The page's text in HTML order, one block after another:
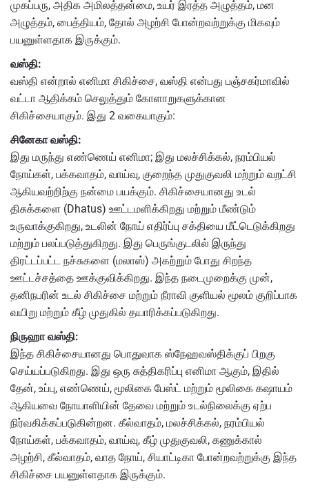
முகப்பரு, அதிக அமிலத்தன்மை, உயர் இரத்த அழுத்தம், மன
அழுத்தம், பைத்தியம், தோல் அழற்சி போன்றவற்றுக்கு மிகவும்
பயனுள்ளதாக இருக்கும்.
வஸ்தி:
வஸ்தி என்றால் எனிமா சிகிச்சை, வஸ்தி என்பது பஞ்சகர்மாவில்
வட்டா ஆதிக்கம் செலுத்தும் கோளாறுகளுக்கான
சிகிச்சையாகும். இது 2 வகையாகும்:
சினேகா வஸ்தி:
இது மருந்து எண்ணெய் எனிமா; இது மலச்சிக்கல், நரம்பியல்
நோய்கள், பக்கவாதம், வாய்வு, குறைந்த முதுகுவலி மற்றும் வறட்சி
ஆகியவற்றிற்கு நன்மை பயக்கும். சிகிச்சையானது உடல்
திசுக்களை (Dhatus) ஊட்டமளிக்கிறது மற்றும் மீண்டும்
உருவாக்குகிறது, உடலின் நோய் எதிர்ப்பு சக்தியை மீட்டெடுக்கிறது
மற்றும் பலப்படுத்துகிறது. இது பெருங்குடலில் இருந்து
திரட்டப்பட்ட நச்சுகளை (மலாஸ்) அகற்றும் போது சிறந்த
ஊட்டச்சத்தை ஊக்குவிக்கிறது. இந்த நடைமுறைக்கு முன்,
தனிநபரின் உடல் சிகிச்சை மற்றும் நீராவி குளியல் மூலம் குறிப்பாக
வயிறு மற்றும் கீழ் முதுகில் தயாரிக்கப்படுகிறது.
நிருஹா வஸ்தி:
இந்த சிகிச்சையானது பொதுவாக ஸ்நேஹவஸ்திக்குப் பிறகு
செய்யப்படுகிறது. இது ஒரு சுத்திகரிப்பு எனிமா ஆகும், இதில்
தேன், உப்பு, எண்ணெய், மூலிகை பேஸ்ட் மற்றும் மூலிகை கஷாயம்
ஆகியவை நோயாளியின் தேவை மற்றும் உடல்நிலைக்கு ஏற்ப
நிர்வகிக்கப்படுகின்றன. கீல்வாதம், மலச்சிக்கல், நரம்பியல்
நோய்கள், பக்கவாதம், வாய்வு, கீழ் முதுகுவலி, கணுக்கால்
அழற்சி, கீல்வாதம், வாத நோய், சியாட்டிகா போன்றவற்றுக்கு இந்த
சிகிச்சை பயனுள்ளதாக இருக்கும்.